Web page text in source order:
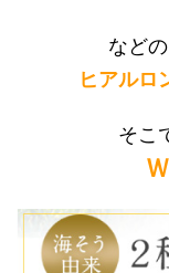
など
ヒアルロ
そこ